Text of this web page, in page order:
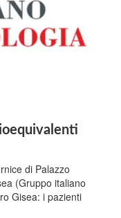
di Palazzo
(Gruppo italiano
Gisea: i pazienti